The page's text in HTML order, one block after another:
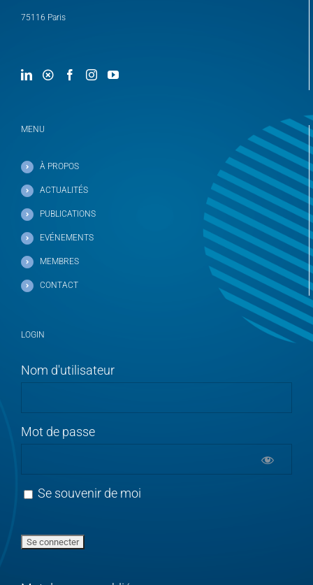
75116 Paris
MENU
À PROPOS
ACTUALITÉS
PUBLICATIONS
EVÉNEMENTS
MEMBRES
CONTACT
LOGIN
Nom d'utilisateur
Mot de passe
Se souvenir de moi